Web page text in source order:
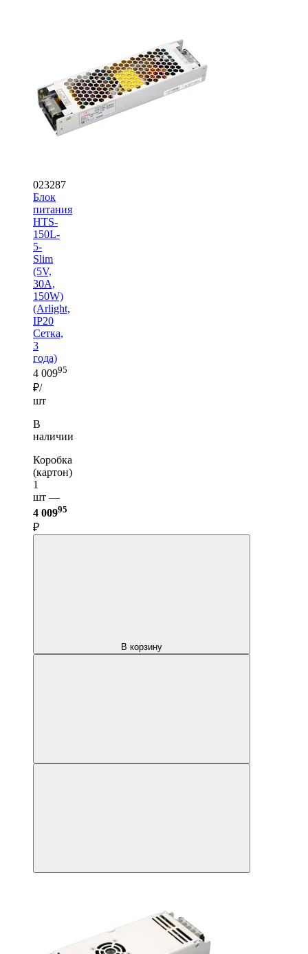
023287
Блок
питания
HTS-
150L-
5-
Slim
(5V,
30A,
150W)
(Arlight,
IP20
Сетка,
3
года)
4 00995
₽/
шт
В
наличии
Коробка
(картон)
1
шт —
4 00995
₽
В корзину